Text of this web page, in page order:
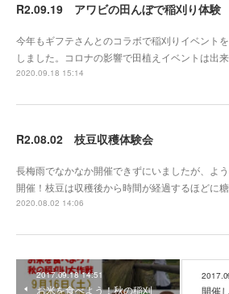
R2.09.19 アワビの田んぼで稲刈り体験
今年もギフテさんとのコラボで稲刈りイベント
しました。コロナの影響で田植えイベントは出
2020.09.18 15:14
R2.08.02 枝豆収穫体験会
長梅雨でなかなか開催できずにいましたが、よう
開催！枝豆は収穫後から時間が経過するほどに糖
2020.08.02 14:06
2017.09.18 14:51
お米を食べよう！秋の稲刈 開催